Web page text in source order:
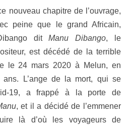
nouveau chapitre de l’ouvrage,
peine que le grand Africain,
ditManu Dibango, le
est décédé de la terrible
le 24 mars 2020 à Melun, en
ans. L’ange de la mort, qui se
19, a frappé à la porte de
, et il a décidé de l’emmener
là d’où les voyageurs de